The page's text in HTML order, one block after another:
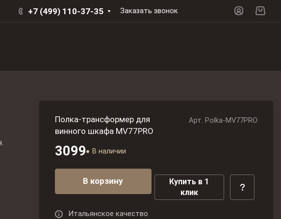
+7 (499) 110-37-35 Заказать звонок
Полка-трансформер для
винного шкафа MV77PRO
3099 В наличии
Арт. Polka-MV77PRO
В корзину
Купить в 1
клик
Итальянское качество